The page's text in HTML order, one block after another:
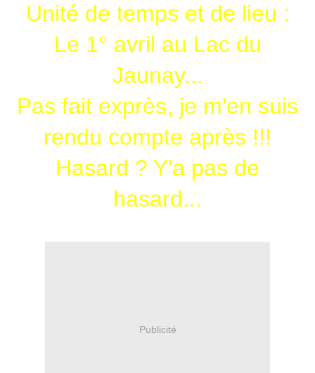
Unité de temps et de lieu :
Le 1° avril au Lac du
Jaunay...
Pas fait exprès, je m'en suis
rendu compte après !!!
Hasard ? Y'a pas de
hasard...
Publicité